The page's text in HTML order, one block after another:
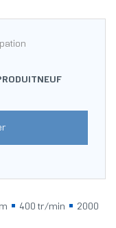
400 tr/min
2000